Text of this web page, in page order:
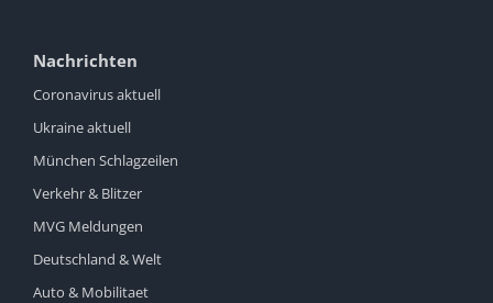
Nachrichten
Coronavirus aktuell
Ukraine aktuell
München Schlagzeilen
Verkehr & Blitzer
MVG Meldungen
Deutschland & Welt
Auto & Mobilitaet